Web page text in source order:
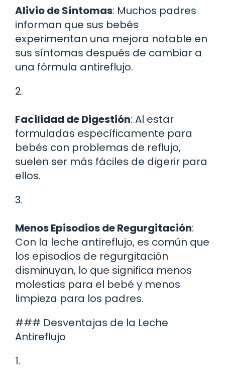
Alivio de Síntomas: Muchos padres
informan que sus bebés
experimentan una mejora notable en
sus síntomas después de cambiar a
una fórmula antireflujo.
2.
Facilidad de Digestión: Al estar
formuladas específicamente para
bebés con problemas de reflujo,
suelen ser más fáciles de digerir para
ellos.
3.
Menos Episodios de Regurgitación:
Con la leche antireflujo, es común que
los episodios de regurgitación
disminuyan, lo que significa menos
molestias para el bebé y menos
limpieza para los padres.
### Desventajas de la Leche
Antireflujo
1.